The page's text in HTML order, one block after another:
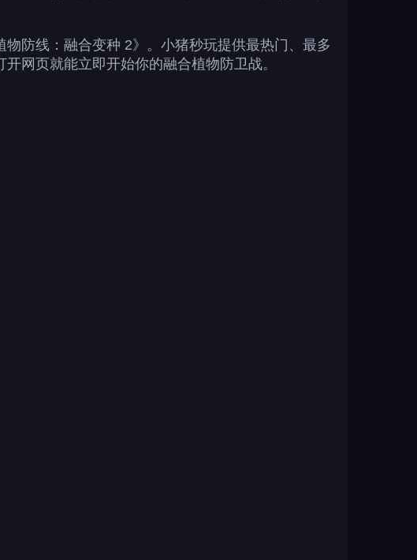
防线：融合变种 2》。小猪秒玩提供最热门、最多
网页就能立即开始你的融合植物防卫战。